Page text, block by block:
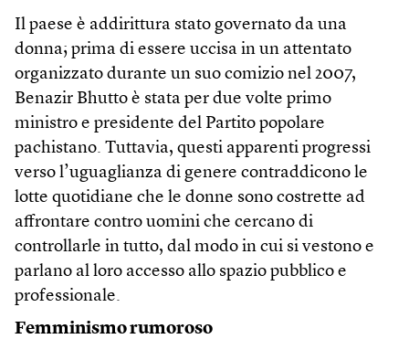
Il paese è addirittura stato governato da una
donna; prima di essere uccisa in un attentato
organizzato durante un suo comizio nel 2007,
Benazir Bhutto è stata per due volte primo
ministro e presidente del Partito popolare
pachistano. Tuttavia, questi apparenti progressi
verso l’uguaglianza di genere contraddicono le
lotte quotidiane che le donne sono costrette ad
affrontare contro uomini che cercano di
controllarle in tutto, dal modo in cui si vestono e
parlano al loro accesso allo spazio pubblico e
professionale.
Femminismo rumoroso